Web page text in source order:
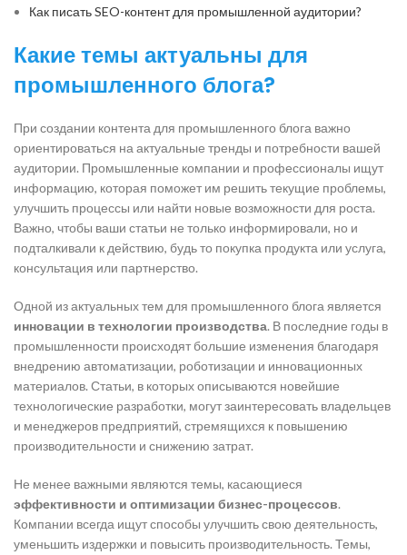
Как писать SEO-контент для промышленной аудитории?
Какие темы актуальны для
промышленного блога?
При создании контента для промышленного блога важно
ориентироваться на актуальные тренды и потребности вашей
аудитории. Промышленные компании и профессионалы ищут
информацию, которая поможет им решить текущие проблемы,
улучшить процессы или найти новые возможности для роста.
Важно, чтобы ваши статьи не только информировали, но и
подталкивали к действию, будь то покупка продукта или услуга,
консультация или партнерство.
Одной из актуальных тем для промышленного блога является
инновации в технологии производства. В последние годы в
промышленности происходят большие изменения благодаря
внедрению автоматизации, роботизации и инновационных
материалов. Статьи, в которых описываются новейшие
технологические разработки, могут заинтересовать владельцев
и менеджеров предприятий, стремящихся к повышению
производительности и снижению затрат.
Не менее важными являются темы, касающиеся
эффективности и оптимизации бизнес-процессов.
Компании всегда ищут способы улучшить свою деятельность,
уменьшить издержки и повысить производительность. Темы,